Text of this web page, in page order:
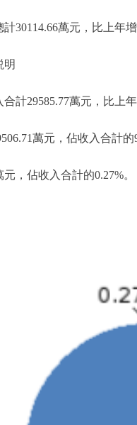
30114.66萬元，比上年
明
計29585.77萬元，比上
萬元，佔收入合計
，佔收入合計的0.27%。